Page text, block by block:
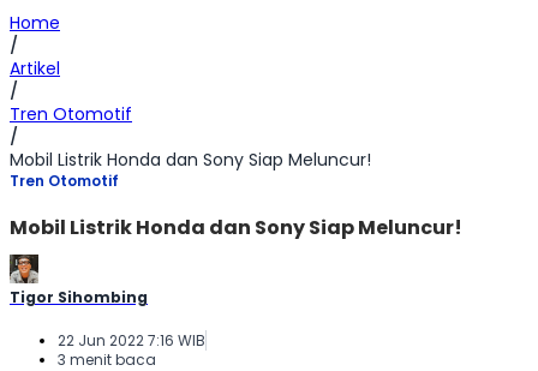
Home
/
Artikel
/
Tren Otomotif
/
Mobil Listrik Honda dan Sony Siap Meluncur!
Tren Otomotif
Mobil Listrik Honda dan Sony Siap Meluncur!
Tigor Sihombing
22 Jun 2022 7:16 WIB
3 menit baca